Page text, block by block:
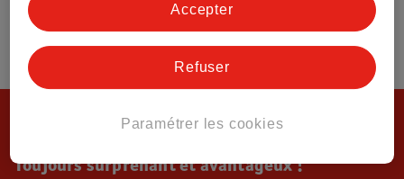
Toujours surprenant et avantageux !
Paramétrer les cookies
Refuser
Accepter